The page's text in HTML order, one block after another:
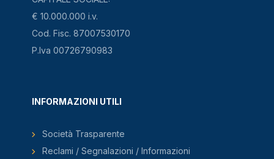
€ 10.000.000 i.v.
Cod. Fisc. 87007530170
P.Iva 00726790983
INFORMAZIONI UTILI
Società Trasparente
Reclami / Segnalazioni / Informazioni